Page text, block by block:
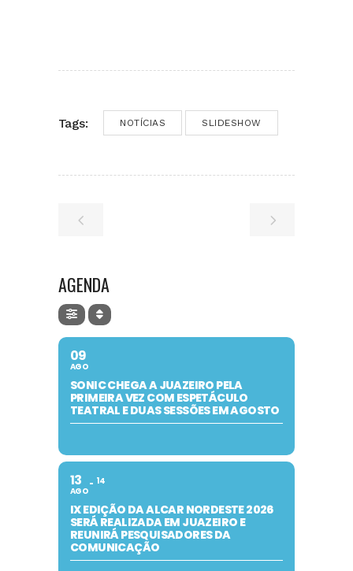
Tags: NOTÍCIAS SLIDESHOW
AGENDA
09
AGO
SONIC CHEGA A JUAZEIRO PELA
PRIMEIRA VEZ COM ESPETÁCULO
TEATRAL E DUAS SESSÕES EM AGOSTO
13
AGO
14
IX EDIÇÃO DA ALCAR NORDESTE 2026
SERÁ REALIZADA EM JUAZEIRO E
REUNIRÁ PESQUISADORES DA
COMUNICAÇÃO